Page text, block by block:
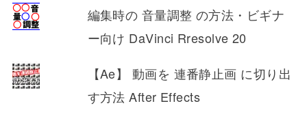
編集時の 音量調整 の方法・ビギナ
ー向け DaVinci Rresolve 20
【Ae】 動画を 連番静止画 に切り出
す方法 After Effects